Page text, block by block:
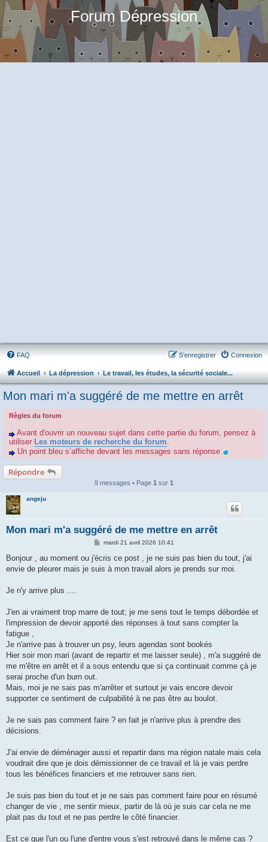
Forum Dépression
FAQ Connexion
S’enregistrer
Accueil La dépression Le travail, les études, la sécurité sociale...
Mon mari m'a suggéré de me mettre en arrêt
Règles du forum
Avant d'ouvrir un nouveau sujet dans cette partie du forum, pensez à
utiliser Les moteurs de recherche du forum.
Un point bleu s’affiche devant les messages sans réponse
Répondre
9 messages • Page 1 sur 1
angeju
Mon mari m'a suggéré de me mettre en arrêt
M
s
a
mardi 21 avril 2026 10:41
Bonjour , au moment ou j'écris ce post , je ne suis pas bien du tout, j'ai
envie de pleurer mais je suis à mon travail alors je prends sur moi.
Je n'y arrive plus ....
J'en ai vraiment trop marre de tout; je me sens tout le temps débordée et
l'impression de devoir apporté des réponses à tout sans compter la
fatigue ,
Je n'arrive pas à trouver un psy, leurs agendas sont bookés
Hier soir mon mari (avant de repartir et me laisser seule) , m'a suggéré de
me m'être en arrêt et il a sous entendu que si ça continuait comme çà je
serai proche d'un burn out.
Mais, moi je ne sais pas m'arrêter et surtout je vais encore devoir
supporter ce sentiment de culpabilité à ne pas être au boulot.
Je ne sais pas comment faire ? en fait je n'arrive plus à prendre des
décisions.
J'ai envie de déménager aussi et repartir dans ma région natale mais cela
voudrait dire que je dois démissionner de ce travail et là je vais perdre
tous les bénéfices financiers et me retrouver sans rien.
Je suis pas bien du tout et je ne sais pas comment faire pour en résumé
changer de vie , me sentir mieux, partir de là où je suis car cela ne me
plait pas du tout et ne pas perdre le côté financier.
Est ce que l'un ou l'une d'entre vous s'est retrouvé dans le même cas ?